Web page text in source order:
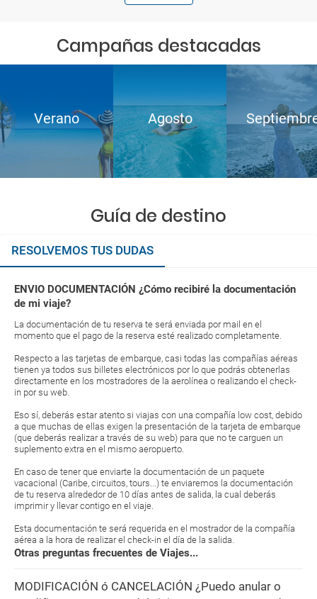
Campañas destacadas
Verano Agosto
Guía de destino
RESOLVEMOS TUS DUDAS
ENVIO DOCUMENTACIÓN ¿Cómo recibiré la documentación
de mi viaje?
La documentación de tu reserva te será enviada por mail en el
momento que el pago de la reserva esté realizado completamente.
Respecto a las tarjetas de embarque, casi todas las compañías aéreas
tienen ya todos sus billetes electrónicos por lo que podrás obtenerlas
directamente en los mostradores de la aerolínea o realizando el check-
in por su web.
Eso sí, deberás estar atento si viajas con una compañía low cost, debido
a que muchas de ellas exigen la presentación de la tarjeta de embarque
(que deberás realizar a través de su web) para que no te carguen un
suplemento extra en el mismo aeropuerto.
En caso de tener que enviarte la documentación de un paquete
vacacional (Caribe, circuitos, tours...) te enviaremos la documentación
de tu reserva alrededor de 10 días antes de salida, la cual deberás
imprimir y llevar contigo en el viaje.
Esta documentación te será requerida en el mostrador de la compañía
aérea a la hora de realizar el check-in el día de la salida.
Otras preguntas frecuentes de Viajes...
MODIFICACIÓN ó CANCELACIÓN ¿Puedo anular o